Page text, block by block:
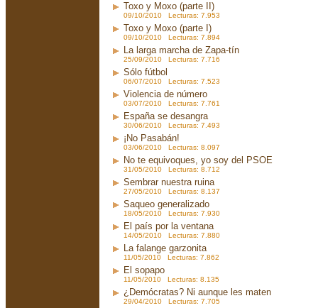
Toxo y Moxo (parte II)
09/10/2010 Lecturas: 7.953
Toxo y Moxo (parte I)
09/10/2010 Lecturas: 7.894
La larga marcha de Zapa-tín
25/09/2010 Lecturas: 7.716
Sólo fútbol
06/07/2010 Lecturas: 7.523
Violencia de número
03/07/2010 Lecturas: 7.761
España se desangra
30/06/2010 Lecturas: 7.493
¡No Pasabán!
03/06/2010 Lecturas: 8.097
No te equivoques, yo soy del PSOE
31/05/2010 Lecturas: 8.712
Sembrar nuestra ruina
27/05/2010 Lecturas: 8.137
Saqueo generalizado
18/05/2010 Lecturas: 7.930
El país por la ventana
14/05/2010 Lecturas: 7.880
La falange garzonita
11/05/2010 Lecturas: 7.862
El sopapo
11/05/2010 Lecturas: 8.135
¿Demócratas? Ni aunque les maten
29/04/2010 Lecturas: 7.705